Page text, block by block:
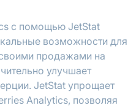
с помощью JetStat
возможности для
продажами на
улучшает
JetStat упрощает
Analytics, позволяя